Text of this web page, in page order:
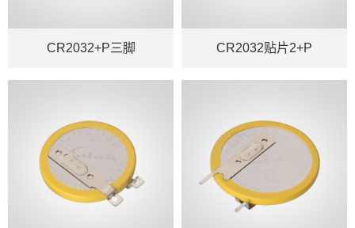
CR2032+P三脚 CR2032贴片2+P